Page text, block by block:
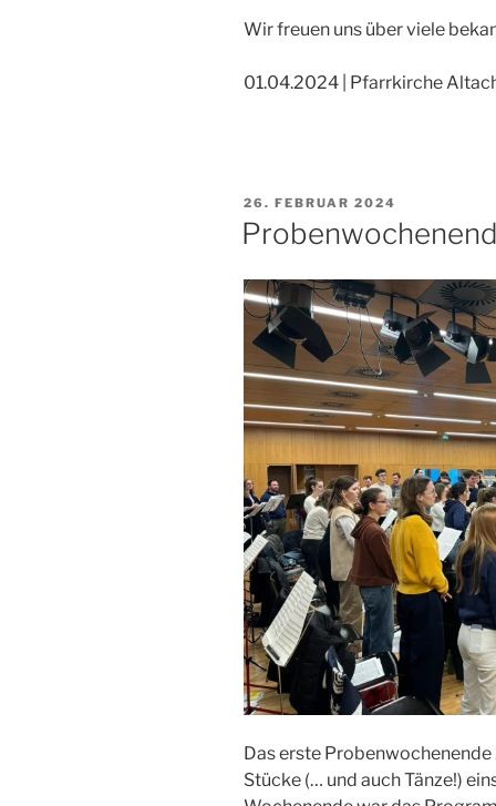
Wir freuen uns über viele
01.04.2024 | Pfarrkirche
VERÖFFENTLICHT
AM
26. FEBRUAR 2024
Das erste
Stücke (… und auch Tänze!)